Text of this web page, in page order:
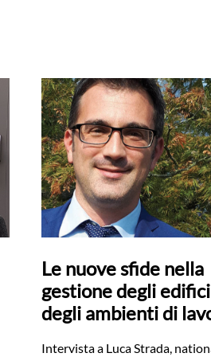
Le nuove sfide nella
gestione degli
degli ambienti di
Intervista a Luca Strada,